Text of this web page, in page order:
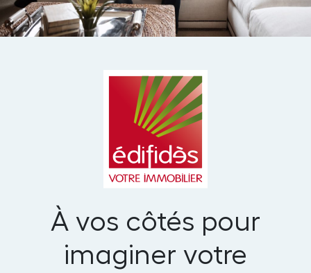
À vos côtés pour
imaginer votre